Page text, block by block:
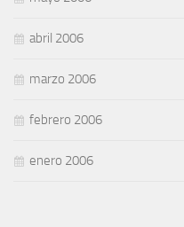
abril 2006
marzo 2006
febrero 2006
enero 2006